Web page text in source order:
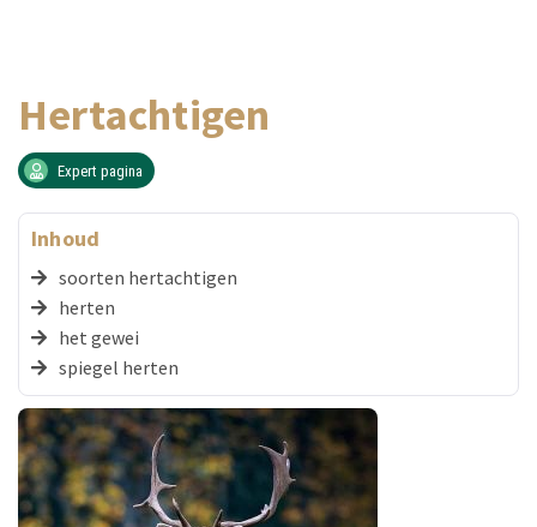
Hertachtigen
Expert pagina
Inhoud
soorten hertachtigen
herten
het gewei
spiegel herten